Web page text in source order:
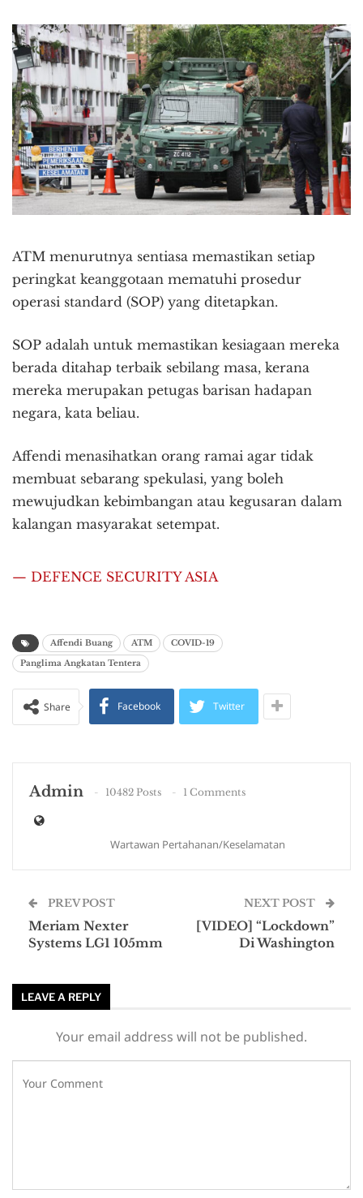
ATM menurutnya sentiasa memastikan setiap
peringkat keanggotaan mematuhi prosedur
operasi standard (SOP) yang ditetapkan.
SOP adalah untuk memastikan kesiagaan mereka
berada ditahap terbaik sebilang masa, kerana
mereka merupakan petugas barisan hadapan
negara, kata beliau.
Affendi menasihatkan orang ramai agar tidak
membuat sebarang spekulasi, yang boleh
mewujudkan kebimbangan atau kegusaran dalam
kalangan masyarakat setempat.
— DEFENCE SECURITY ASIA
Affendi Buang ATM
COVID-19
Panglima Angkatan Tentera
Share Facebook Twitter
Admin 10482 Posts 1 Comments
Wartawan Pertahanan/Keselamatan
PREV POST
Meriam Nexter
Systems LG1 105mm
NEXT POST
[VIDEO] “Lockdown”
Di Washington
LEAVE A REPLY
Your email address will not be published.